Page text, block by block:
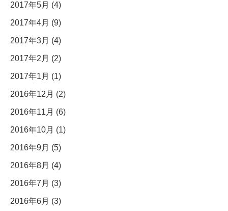
2017年5月 (4)
2017年4月 (9)
2017年3月 (4)
2017年2月 (2)
2017年1月 (1)
2016年12月 (2)
2016年11月 (6)
2016年10月 (1)
2016年9月 (5)
2016年8月 (4)
2016年7月 (3)
2016年6月 (3)